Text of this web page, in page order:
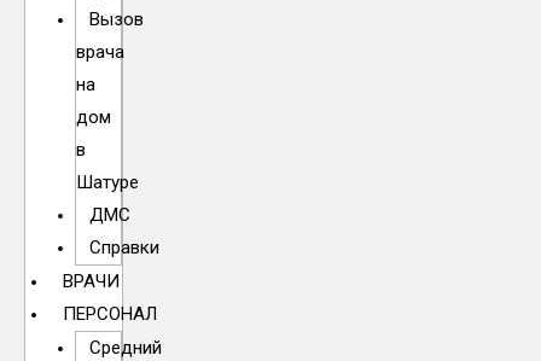
Вызов
врача
на
дом
в
Шатуре
ДМС
Справки
ВРАЧИ
ПЕРСОНАЛ
Средний